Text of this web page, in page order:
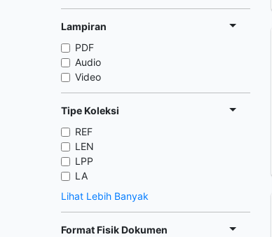
Lampiran
PDF
Audio
Video
Tipe Koleksi
REF
LEN
LPP
LA
Lihat Lebih Banyak
Format Fisik Dokumen